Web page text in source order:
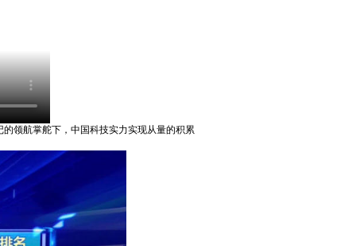
领航掌舵下，中国科技实力实现从量的积累